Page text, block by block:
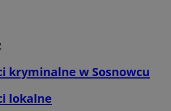
kryminalne w Sosnowcu
lokalne